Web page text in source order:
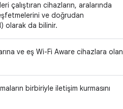
çalıştıran cihazların, aralarında
ve doğrudan
olarak da bilinir.
ve eş Wi-Fi Aware cihazlara olan
birbiriyle iletişim kurmasını